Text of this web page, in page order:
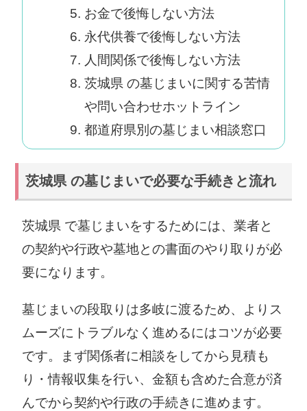
お金で後悔しない方法
永代供養で後悔しない方法
人間関係で後悔しない方法
茨城県 の墓じまいに関する苦情
や問い合わせホットライン
都道府県別の墓じまい相談窓口
茨城県 の墓じまいで必要な手続きと流れ
茨城県 で墓じまいをするためには、業者と
の契約や行政や墓地との書面のやり取りが必
要になります。
墓じまいの段取りは多岐に渡るため、よりス
ムーズにトラブルなく進めるにはコツが必要
です。まず関係者に相談をしてから見積も
り・情報収集を行い、金額も含めた合意が済
んでから契約や行政の手続きに進めます。